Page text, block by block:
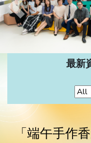
Previous
最新
「端午手作香